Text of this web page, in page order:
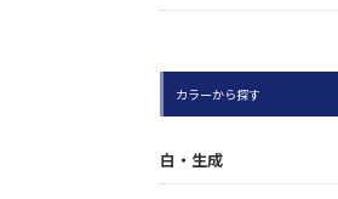
カラーから探す
白・生成